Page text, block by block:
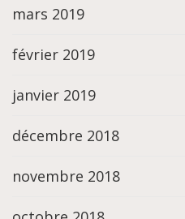
mars 2019
février 2019
janvier 2019
décembre 2018
novembre 2018